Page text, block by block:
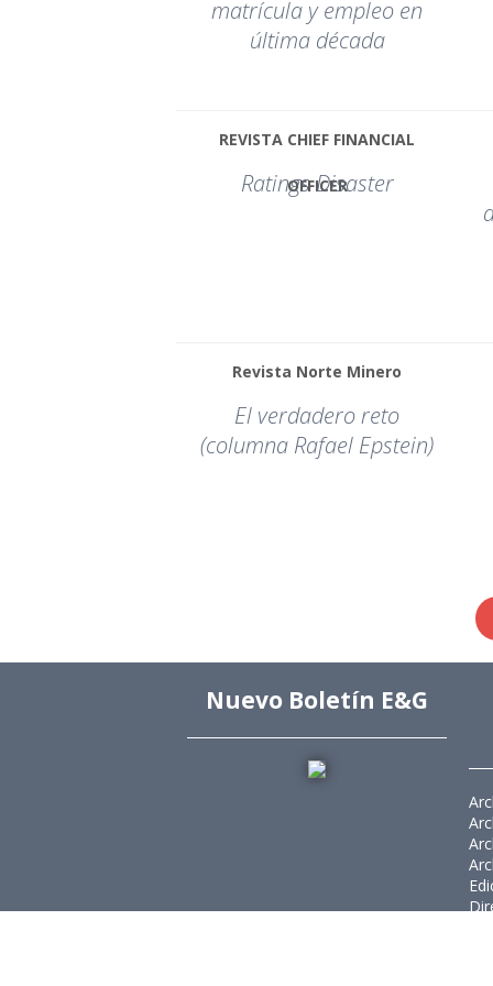
matrícula y empleo en
última década
REVISTA CHIEF FINANCIAL
OFFICER
Ratings Disaster
Revista Norte Minero
El verdadero reto
(columna Rafael Epstein)
Nuevo Boletín E&G